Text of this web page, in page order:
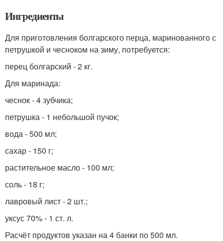
Ингредиенты
Для приготовления болгарского перца, маринованного с
петрушкой и чесноком на зиму, потребуется:
перец болгарский - 2 кг.
Для маринада:
чеснок - 4 зубчика;
петрушка - 1 небольшой пучок;
вода - 500 мл;
сахар - 150 г;
растительное масло - 100 мл;
соль - 18 г;
лавровый лист - 2 шт.;
уксус 70% - 1 ст. л.
Расчёт продуктов указан на 4 банки по 500 мл.